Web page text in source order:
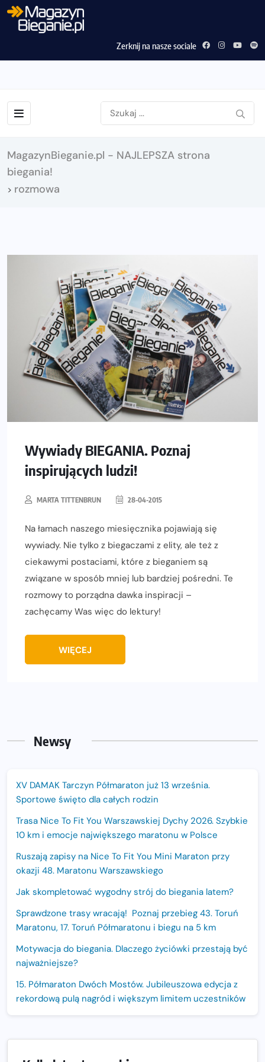
Zerknij na nasze sociale
MagazynBieganie.pl - NAJLEPSZA strona
biegania!
> rozmowa
Wywiady BIEGANIA. Poznaj
inspirujących ludzi!
MARTA TITTENBRUN 28-04-2015
Na łamach naszego miesięcznika pojawiają się
wywiady. Nie tylko z biegaczami z elity, ale też z
ciekawymi postaciami, które z bieganiem są
związane w sposób mniej lub bardziej pośredni. Te
rozmowy to porządna dawka inspiracji –
zachęcamy Was więc do lektury!
WIĘCEJ
Newsy
XV DAMAK Tarczyn Półmaraton już 13 września.
Sportowe święto dla całych rodzin
Trasa Nice To Fit You Warszawskiej Dychy 2026. Szybkie
10 km i emocje największego maratonu w Polsce
Ruszają zapisy na Nice To Fit You Mini Maraton przy
okazji 48. Maratonu Warszawskiego
Jak skompletować wygodny strój do biegania latem?
Sprawdzone trasy wracają! Poznaj przebieg 43. Toruń
Maratonu, 17. Toruń Półmaratonu i biegu na 5 km
Motywacja do biegania. Dlaczego życiówki przestają być
najważniejsze?
15. Półmaraton Dwóch Mostów. Jubileuszowa edycja z
rekordową pulą nagród i większym limitem uczestników